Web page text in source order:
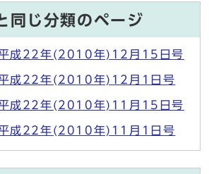
同じ分類のページ
成22年(2010年)12月15日号
成22年(2010年)12月1日号
成22年(2010年)11月15日号
成22年(2010年)11月1日号